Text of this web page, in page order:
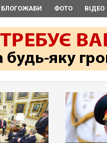
БЛОГОЖАБИ ФОТО ВІДЕО